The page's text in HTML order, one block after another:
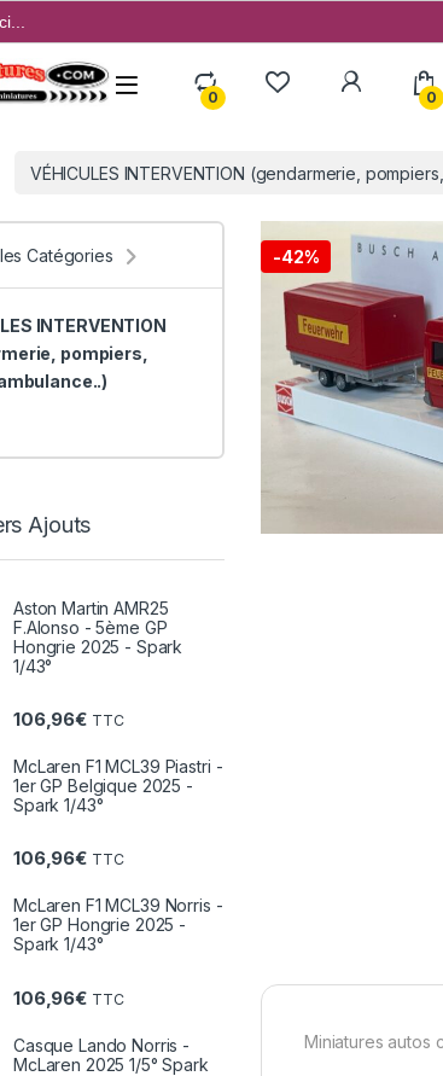
Open
0
My
0
VÉHICULES INTERVENTION (gendarmerie,
-42%
Miniatures autos
Catégories
INTERVENTION
pompiers,
Ajouts
Aston Martin AMR25
F.Alonso - 5ème GP
Hongrie 2025 - Spark
1/43°
106,96€ TTC
McLaren F1 MCL39 Piastri -
1er GP Belgique 2025 -
Spark 1/43°
106,96€ TTC
McLaren F1 MCL39 Norris -
1er GP Hongrie 2025 -
Spark 1/43°
106,96€ TTC
Casque Lando Norris -
McLaren 2025 1/5° Spark